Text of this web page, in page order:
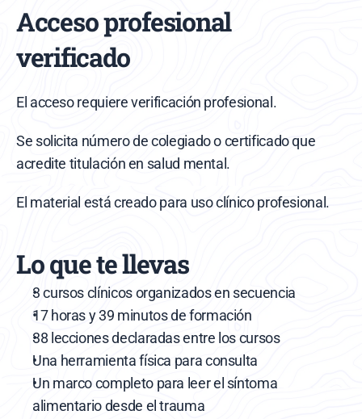
Acceso profesional
verificado
El acceso requiere verificación profesional.
Se solicita número de colegiado o certificado que
acredite titulación en salud mental.
El material está creado para uso clínico profesional.
Lo que te llevas
3 cursos clínicos organizados en secuencia
17 horas y 39 minutos de formación
38 lecciones declaradas entre los cursos
Una herramienta física para consulta
Un marco completo para leer el síntoma
alimentario desde el trauma